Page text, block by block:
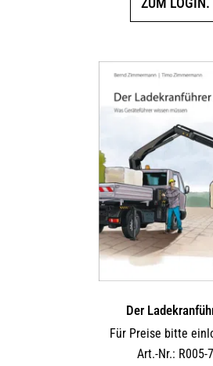
Der
Für Preise bitte
Art.-Nr.: R005-7